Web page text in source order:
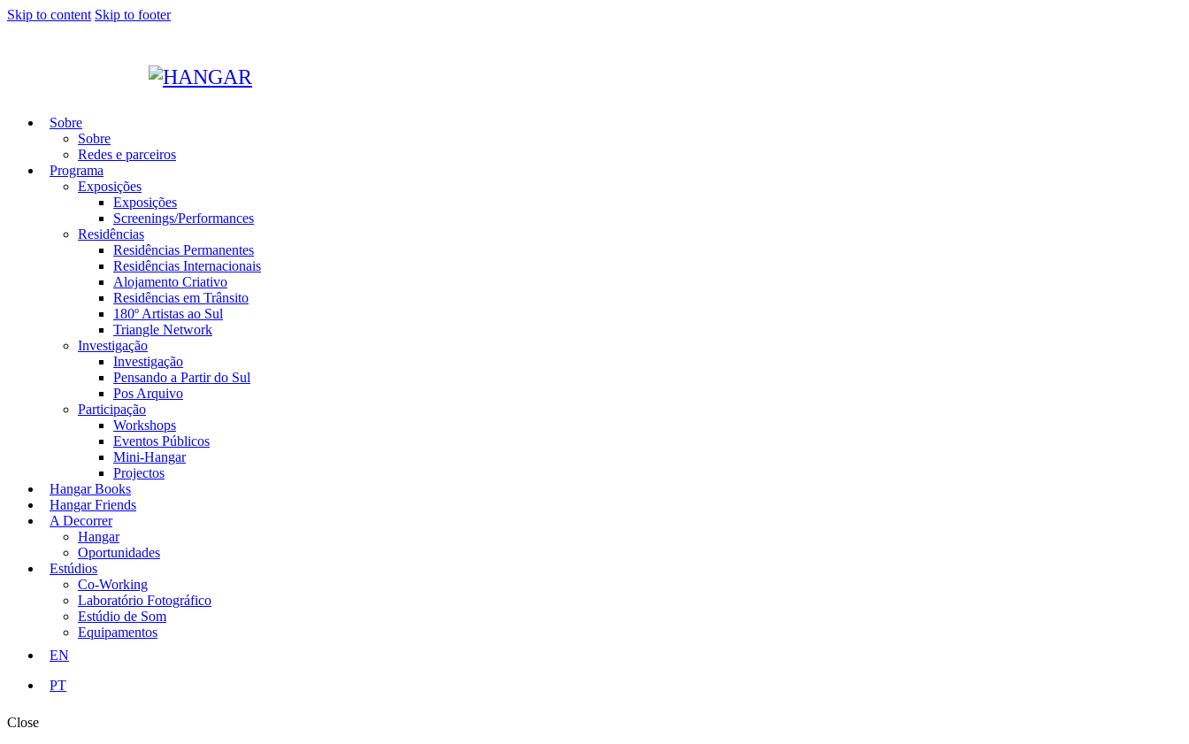
Skip to content Skip to footer
Sobre
Sobre
Redes e parceiros
Programa
Exposições
Exposições
Screenings/Performances
Residências
Residências Permanentes
Residências Internacionais
Alojamento Criativo
Residências em Trânsito
180º Artistas ao Sul
Triangle Network
Investigação
Investigação
Pensando a Partir do Sul
Pos Arquivo
Participação
Workshops
Eventos Públicos
Mini-Hangar
Projectos
Hangar Books
Hangar Friends
A Decorrer
Hangar
Oportunidades
Estúdios
Co-Working
Laboratório Fotográfico
Estúdio de Som
Equipamentos
EN
PT
Close